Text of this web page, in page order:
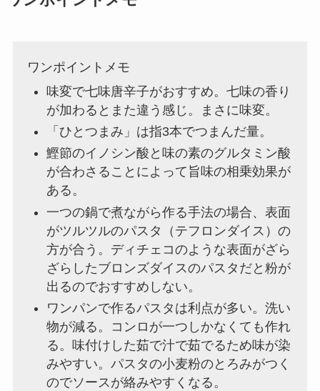
ワンポイントメモ
味変で七味唐辛子がおすすめ。七味の香り
が加わるとまた違う感じ。まさに味変。
「ひとつまみ」は指3本でつまんだ量。
鰹節のイノシン酸と味の素のグルタミン酸
が合わさることによって旨味の相乗効果が
ある。
一つの鍋で煮ながら作る手法の場合、表面
がツルツルのパスタ（テフロンダイス）の
方が合う。ディチェコのような表面がざら
ざらしたブロンズダイスのパスタだと粉が
出るのでおすすめしない。
ワンパンで作るパスタは利点が多い。洗い
物が減る。コンロが一つしかなくても作れ
る。味付けした茹で汁で茹でるため味が染
みやすい。パスタの小麦粉のとろみがつく
のでソースが絡みやすくなる。